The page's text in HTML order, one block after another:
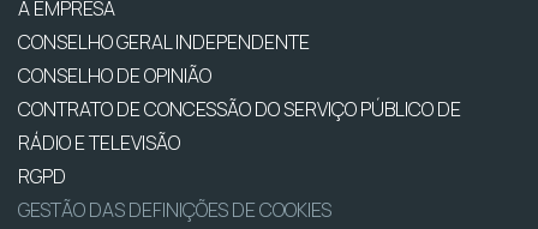
A EMPRESA
CONSELHO GERAL INDEPENDENTE
CONSELHO DE OPINIÃO
CONTRATO DE CONCESSÃO DO SERVIÇO PÚBLICO DE
RÁDIO E TELEVISÃO
RGPD
GESTÃO DAS DEFINIÇÕES DE COOKIES